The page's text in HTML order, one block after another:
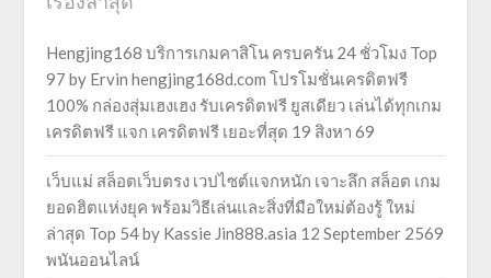
Hengjing168 บริการเกมคาสิโน ครบครัน 24 ชั่วโมง Top
97 by Ervin hengjing168d.com โปรโมชั่นเครดิตฟรี
100% กล่องสุ่มเฮงเฮง รับเครดิตฟรี ยูสเดียว เล่นได้ทุกเกม
เครดิตฟรี แจก เครดิตฟรี เยอะที่สุด 19 สิงหา 69
เว็บแม่ สล็อตเว็บตรง เวปไซต์แจกหนัก เจาะลึก สล็อต เกม
ยอดฮิตแห่งยุค พร้อมวิธีเล่นและสิ่งที่มือใหม่ต้องรู้ ใหม่
ล่าสุด Top 54 by Kassie Jin888.asia 12 September 2569
พนันออนไลน์